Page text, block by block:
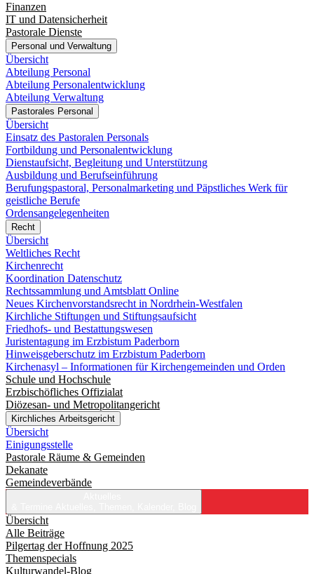
Finanzen
IT und Datensicherheit
Pastorale Dienste
Personal und Verwaltung
Übersicht
Abteilung Personal
Abteilung Personalentwicklung
Abteilung Verwaltung
Pastorales Personal
Übersicht
Einsatz des Pastoralen Personals
Fortbildung und Personalentwicklung
Dienstaufsicht, Begleitung und Unterstützung
Ausbildung und Berufseinführung
Berufungspastoral, Personalmarketing und Päpstliches Werk für
geistliche Berufe
Ordensangelegenheiten
Recht
Übersicht
Weltliches Recht
Kirchenrecht
Koordination Datenschutz
Rechtssammlung und Amtsblatt Online
Neues Kirchenvorstandsrecht in Nordrhein-Westfalen
Kirchliche Stiftungen und Stiftungsaufsicht
Friedhofs- und Bestattungswesen
Juristentagung im Erzbistum Paderborn
Hinweisgeberschutz im Erzbistum Paderborn
Kirchenasyl – Informationen für Kirchengemeinden und Orden
Schule und Hochschule
Erzbischöfliches Offizialat
Diözesan- und Metropolitangericht
Kirchliches Arbeitsgericht
Übersicht
Einigungsstelle
Pastorale Räume & Gemeinden
Dekanate
Gemeindeverbände
Übersicht
Alle Beiträge
Pilgertag der Hoffnung 2025
Themenspecials
Kulturwandel-Blog